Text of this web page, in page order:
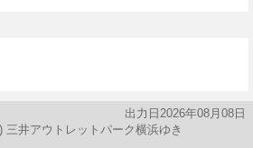
出力日2026年08月08日
井アウトレットパーク横浜ゆき